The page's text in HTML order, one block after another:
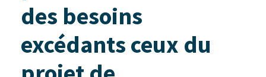
des besoins
excédants ceux du